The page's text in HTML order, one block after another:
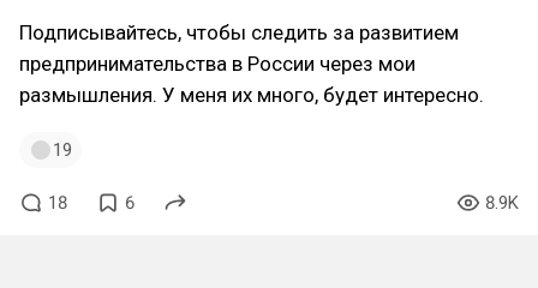
Подписывайтесь, чтобы следить за развитием
предпринимательства в России через мои
размышления. У меня их много, будет интересно.
19
18 6 8.9K